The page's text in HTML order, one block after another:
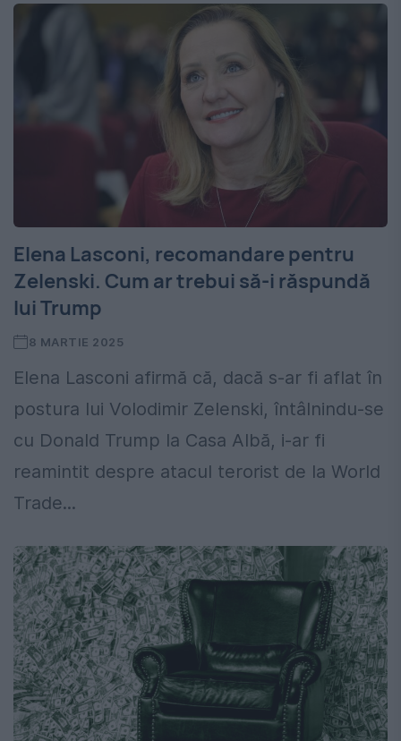
Elena Lasconi, recomandare pentru
Zelenski. Cum ar trebui să-i răspundă
lui Trump
8 MARTIE 2025
Elena Lasconi afirmă că, dacă s-ar fi aflat în
postura lui Volodimir Zelenski, întâlnindu-se
cu Donald Trump la Casa Albă, i-ar fi
reamintit despre atacul terorist de la World
Trade...